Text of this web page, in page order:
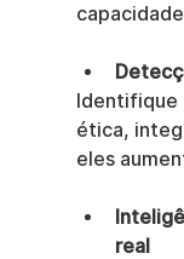
Identifique
ética,
eles
real